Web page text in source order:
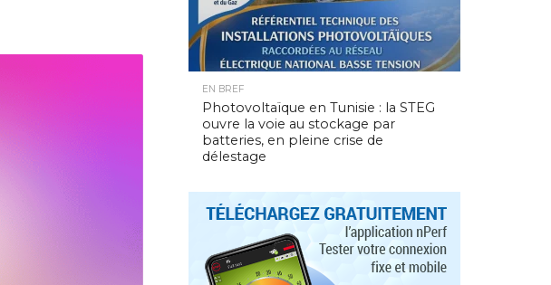
EN BREF
Photovoltaïque en Tunisie : la STEG
ouvre la voie au stockage par
batteries, en pleine crise de
délestage